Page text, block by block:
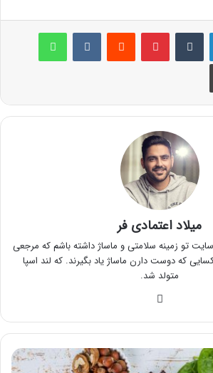
لینکدین ‫تامبلر پینترست‫رددیت ‫VKontakteواتس آپ
چاپ
میلاد اعتمادی فر
تو زمینه سلامتی و ماساژ داشته باشم که مرجعی
که دوست دارن ماساژ یاد بگیرند. که لند اسپا
متولد شد.